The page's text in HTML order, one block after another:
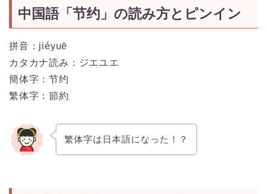
中国語「节约」の読み方とピンイン
拼音：jiéyuē
カタカナ読み：ジエユエ
簡体字：节约
繁体字：節約
繁体字は日本語になった！？